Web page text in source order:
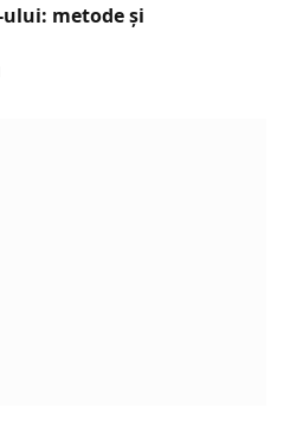
metode și